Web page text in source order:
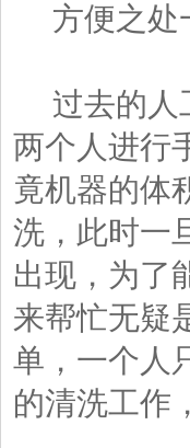
方便之处
过去的人
两个人进行
竟机器的体
洗，此时一
出现，为了
来帮忙无疑
单，一个人
的清洗工作